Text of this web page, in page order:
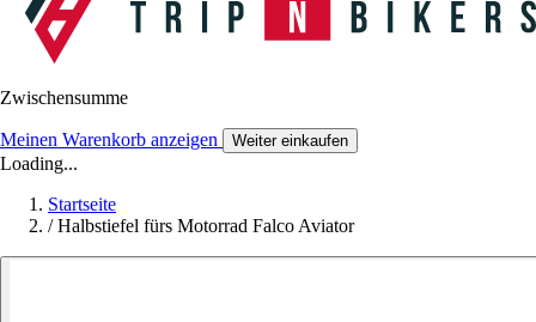
Zwischensumme
Meinen Warenkorb anzeigen Weiter einkaufen
Loading...
Startseite
/ Halbstiefel fürs Motorrad Falco Aviator